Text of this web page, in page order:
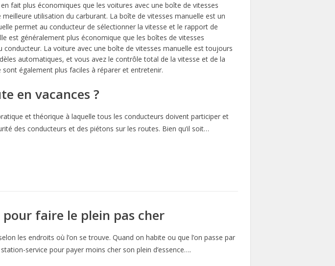
fait plus économiques que les voitures avec une boîte de vitesses
utilisation du carburant. La boîte de vitesses manuelle est un
permet au conducteur de sélectionner la vitesse et le rapport de
est généralement plus économique que les boîtes de vitesses
La voiture avec une boîte de vitesses manuelle est toujours
automatiques, et vous avez le contrôle total de la vitesse et de la
également plus faciles à réparer et entretenir.
en vacances ?
et théorique à laquelle tous les conducteurs doivent participer et
des conducteurs et des piétons sur les routes. Bien qu’il soit…
faire le plein pas cher
les endroits où l’on se trouve. Quand on habite ou que l’on passe par
service pour payer moins cher son plein d’essence….